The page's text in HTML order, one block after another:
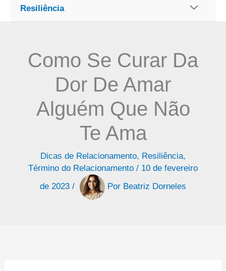
Resiliência
Como Se Curar Da
Dor De Amar
Alguém Que Não
Te Ama
Dicas de Relacionamento, Resiliência,
Término do Relacionamento / 10 de fevereiro
de 2023 / Por Beatriz Dorneles